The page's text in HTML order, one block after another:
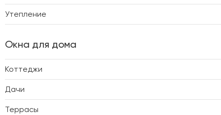
Утепление
Окна для дома
Коттеджи
Дачи
Террасы